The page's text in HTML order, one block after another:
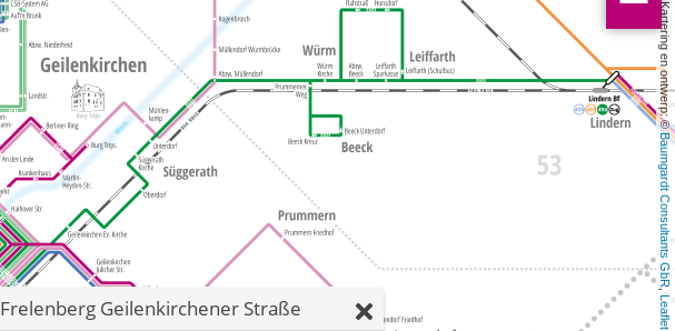
Kartering en ontwerp: ©
Baumgardt Consultants GbR
,
Leaflet
Frelenberg Geilenkirchener Straße